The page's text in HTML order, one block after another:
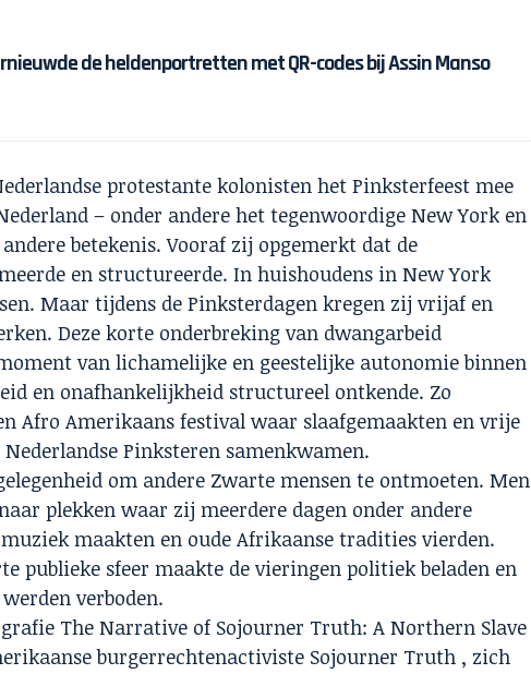
de heldenportretten met QR-codes bij Assin Manso
protestante kolonisten het Pinksterfeest mee
– onder andere het tegenwoordige New York en
betekenis. Vooraf zij opgemerkt dat de
en structureerde. In huishoudens in New York
Maar tijdens de Pinksterdagen kregen zij vrijaf en
Deze korte onderbreking van dwangarbeid
van lichamelijke en geestelijke autonomie binnen
en onafhankelijkheid structureel ontkende. Zo
Afro Amerikaans festival waar slaafgemaakten en vrije
Pinksteren samenkwamen.
om andere Zwarte mensen te ontmoeten. Men
plekken waar zij meerdere dagen onder andere
maakten en oude Afrikaanse tradities vierden.
publieke sfeer maakte de vieringen politiek beladen en
verboden.
The Narrative of Sojourner Truth: A Northern Slave
burgerrechtenactiviste Sojourner Truth , zich